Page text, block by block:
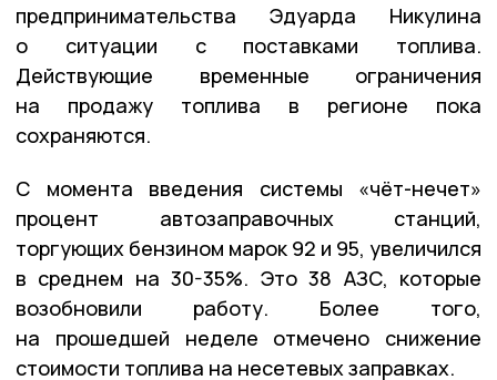
предпринимательства Эдуарда Никулина
о ситуации с поставками топлива.
Действующие временные ограничения
на продажу топлива в регионе пока
сохраняются.
С момента введения системы «чёт-нечет»
процент автозаправочных станций,
торгующих бензином марок 92 и 95, увеличился
в среднем на 30-35%. Это 38 АЗС, которые
возобновили работу. Более того,
на прошедшей неделе отмечено снижение
стоимости топлива на несетевых заправках.